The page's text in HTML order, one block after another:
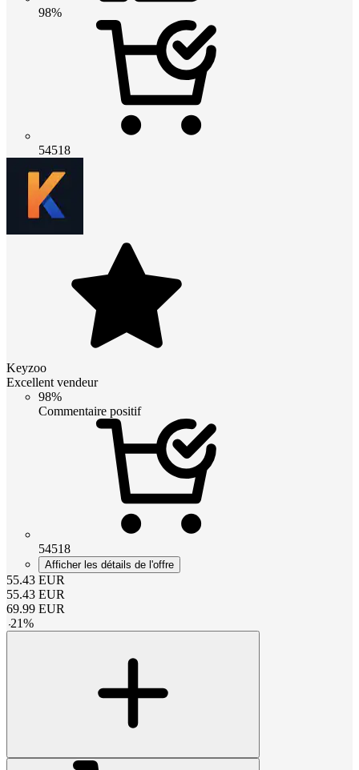
98%
54518
Keyzoo
Excellent vendeur
98%
Commentaire positif
54518
Afficher les détails de l'offre
55.43 EUR
55.43 EUR
69.99 EUR
-21%